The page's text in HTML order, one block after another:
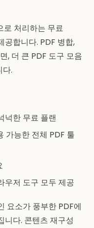
로 처리하는 무료
합니다. PDF 병합,
, 더 큰 PDF 도구 모음
.
넉한 무료 플랜
가능한 전체 PDF 툴
우저 도구 모두 제공
요소가 풍부한 PDF에
니다. 콘텐츠 재구성